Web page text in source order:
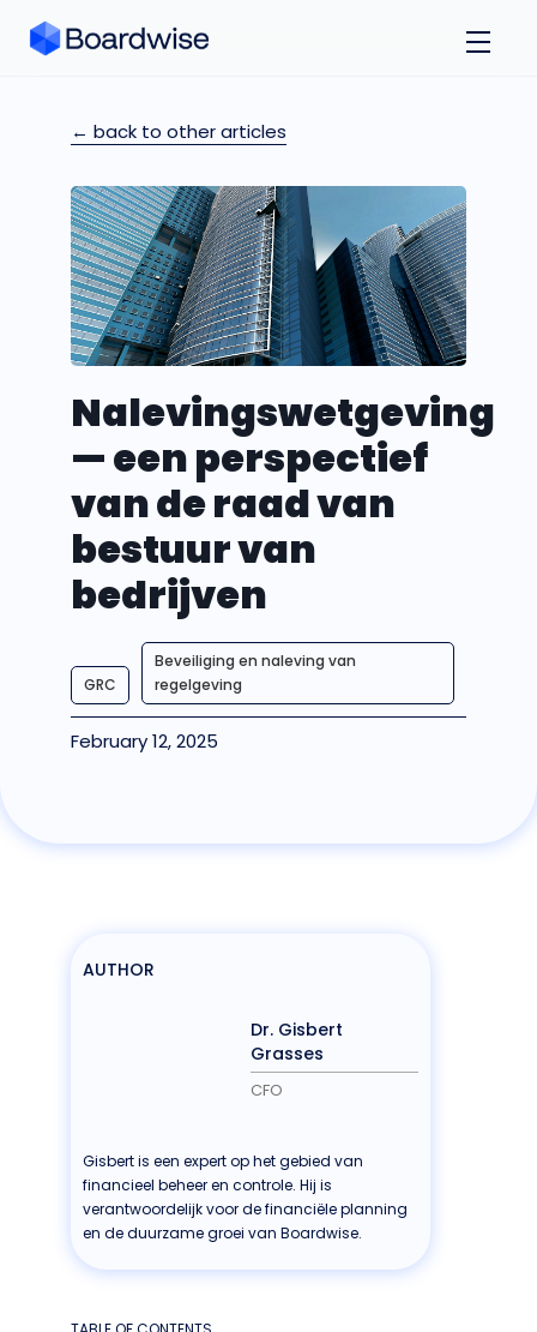
← back to other articles
Nalevingswetgeving
— een perspectief
van de raad van
bestuur van
bedrijven
GRC
Beveiliging en naleving van
regelgeving
February 12, 2025
AUTHOR
Dr. Gisbert
Grasses
CFO
Gisbert is een expert op het gebied van
financieel beheer en controle. Hij is
verantwoordelijk voor de financiële planning
en de duurzame groei van Boardwise.